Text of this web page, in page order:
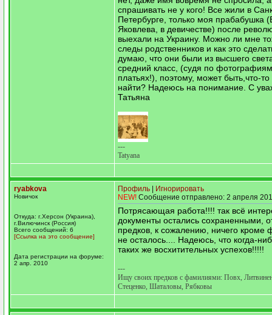
спрашивать не у кого! Все жили в
Петербурге, только моя прабабушка
Яковлева, в девичестве) после
выехали на Украину. Можно ли мне
следы родственников и как это
думаю, что они были из высшего
средний класс, (судя по
платьях!), поэтому, может быть,что-
найти? Надеюсь на понимание. С
Татьяна
---
Tatyana
ryabkova
Новичок
Откуда: г.Херсон (Украина),
г.Вилючинск (Россия)
Всего сообщений: 6
[Ссылка на это сообщение]
Дата регистрации на форуме:
2 апр. 2010
Профиль
Игнорировать
NEW! Сообщение отправлено: 2 апреля
Потрясающая работа!!!! так всё
документы остались сохраненными,
предков, к сожалению, ничего кроме
не осталось.... Надеюсь, что когда-
таких же восхитительных успехов!!!!!
---
Ищу своих предков с фамилиями: Повх,
Стеценко, Шаталовы, Рябковы